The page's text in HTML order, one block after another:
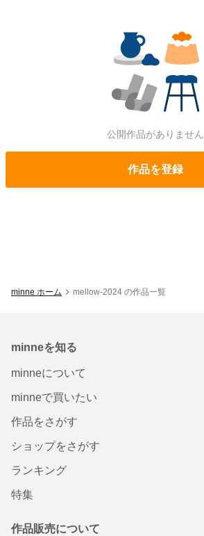
公開作品がありません
作品を登録
minne ホーム mellow-2024 の作品一覧
minneを知る
minneについて
minneで買いたい
作品をさがす
ショップをさがす
ランキング
特集
作品販売について